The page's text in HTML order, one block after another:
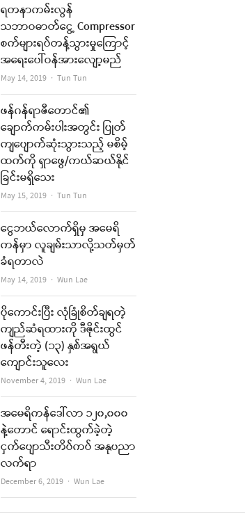
ရတနာကမ်းလွန်
သဘာဝဓာတ်ငွေ့ Compressor
စက်များရပ်တန့်သွားမှုကြောင့်
အရေးပေါ်ဝန်အားလျော့မည်
May 14, 2019 Author
Tun Tun
ဖန်ဂန်ရာဇီတောင်၏
ချောက်ကမ်းပါးအတွင်း ပြုတ်
ကျပျောက်ဆုံးသွားသည့် မစိမ့်
ထက်ကို ရှာဖွေ/ကယ်ဆယ်နိုင်
ခြင်းမရှိသေး
May 15, 2019 Author
Tun Tun
ငွေဘယ်လောက်ရှိမှ အမေရိ
ကန်မှာ လူချမ်းသာလို့သတ်မှတ်
ခံရတာလဲ
May 14, 2019 Author
Wun Lae
ပိုကောင်းပြီး လုံခြုံစိတ်ချရတဲ့
ကျည်ဆံရထားကို ဒီဇိုင်းထွင်
ဖန်တီးတဲ့ (၁၃) နှစ်အရွယ်
ကျောင်းသူလေး
November 4, 2019 Author
Wun Lae
အမေရိကန်ဒေါ်လာ ၁၂၀,၀၀၀
နဲ့တောင် ရောင်းထွက်ခဲ့တဲ့
ငှက်ပျောသီးတိပ်ကပ် အနုပညာ
လက်ရာ
December 6, 2019 Author
Wun Lae